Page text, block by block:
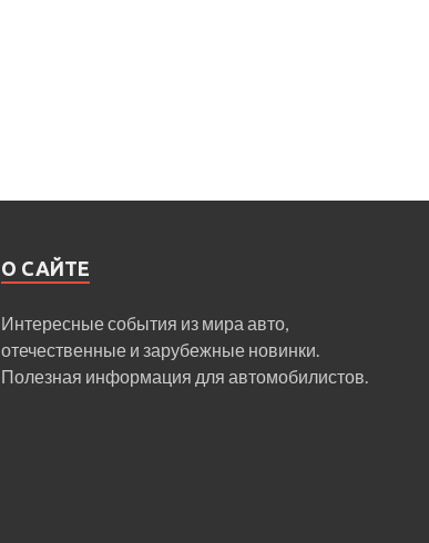
О САЙТЕ
Интересные события из мира авто,
отечественные и зарубежные новинки.
Полезная информация для автомобилистов.